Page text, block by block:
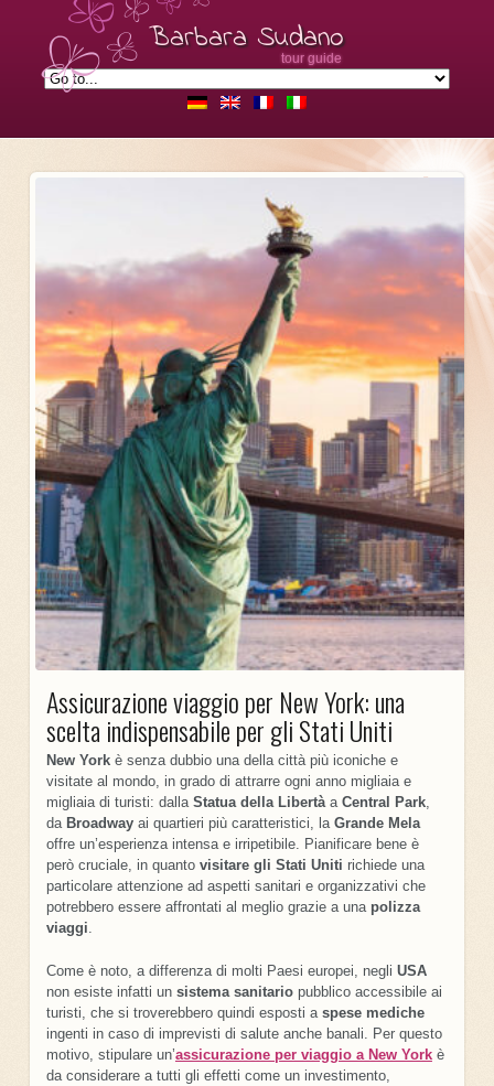
Barbara Sudano
tour guide
Assicurazione viaggio per New York: una
scelta indispensabile per gli Stati Uniti
New York è senza dubbio una della città più iconiche e
visitate al mondo, in grado di attrarre ogni anno migliaia e
migliaia di turisti: dalla Statua della Libertàa Central Park,
da Broadwayai quartieri più caratteristici, la Grande Mela
offre un’esperienza intensa e irripetibile. Pianificare bene è
però cruciale, in quanto visitare gli Stati Uniti richiede una
particolare attenzione ad aspetti sanitari e organizzativi che
potrebbero essere affrontati al meglio grazie a una polizza
viaggi
Come è noto, a differenza di molti Paesi europei, negli USA
non esiste infatti un sistema sanitariopubblico accessibile ai
turisti, che si troverebbero quindi esposti aspese mediche
ingenti in caso di imprevisti di salute anche banali. Per questo
motivo, stipulare un’assicurazione per viaggio a New Yorkè
da considerare a tutti gli effetti come un investimento,